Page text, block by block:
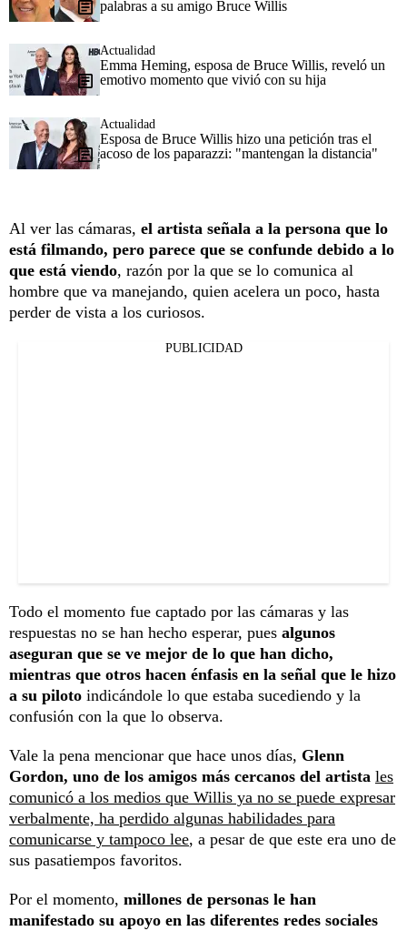
palabras a su amigo Bruce Willis
Actualidad
Emma Heming, esposa de Bruce Willis, reveló un
emotivo momento que vivió con su hija
Actualidad
Esposa de Bruce Willis hizo una petición tras el
acoso de los paparazzi: "mantengan la distancia"
Al ver las cámaras, el artista señala a la persona que lo
está filmando, pero parece que se confunde debido a lo
que está viendo, razón por la que se lo comunica al
hombre que va manejando, quien acelera un poco, hasta
perder de vista a los curiosos.
PUBLICIDAD
Todo el momento fue captado por las cámaras y las
respuestas no se han hecho esperar, pues algunos
aseguran que se ve mejor de lo que han dicho,
mientras que otros hacen énfasis en la señal que le hizo
a su piloto indicándole lo que estaba sucediendo y la
confusión con la que lo observa.
Vale la pena mencionar que hace unos días, Glenn
Gordon, uno de los amigos más cercanos del artista les
comunicó a los medios que Willis ya no se puede expresar
verbalmente, ha perdido algunas habilidades para
comunicarse y tampoco lee, a pesar de que este era uno de
sus pasatiempos favoritos.
Por el momento, millones de personas le han
manifestado su apoyo en las diferentes redes sociales